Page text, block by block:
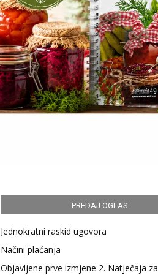
PREDAJ OGLAS
Jednokratni raskid ugovora
Načini plaćanja
Objavljene prve izmjene 2. Natječaja za